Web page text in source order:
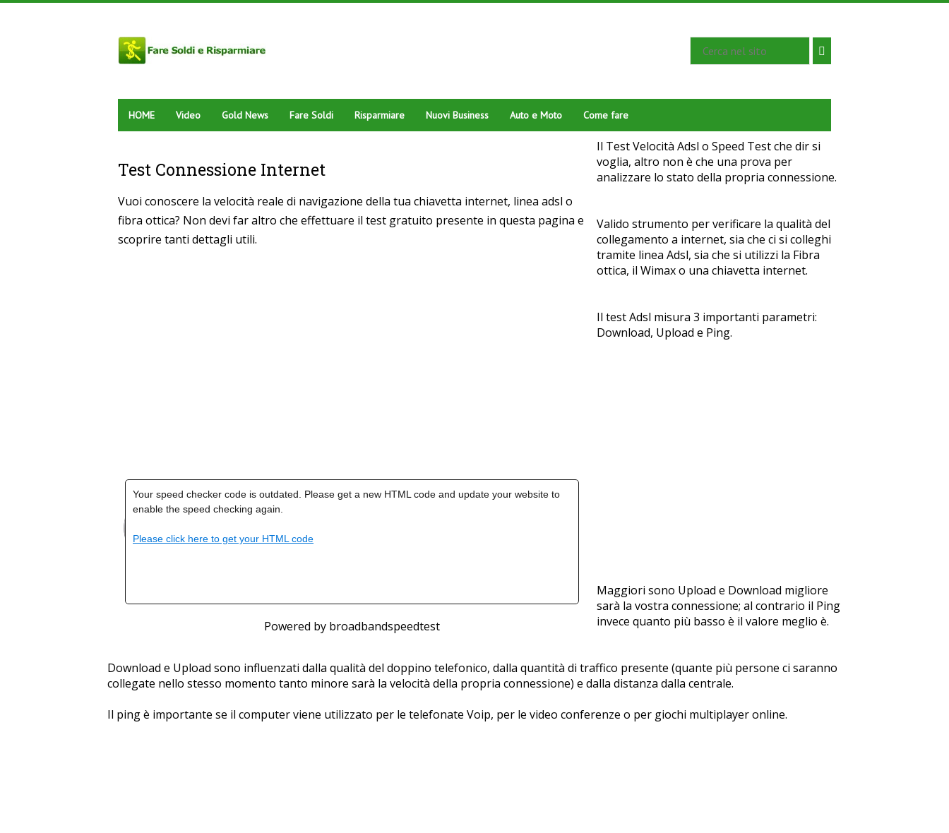
HOME Video Gold News Fare Soldi Risparmiare Nuovi Business Auto e Moto Come fare
Test Connessione Internet
Vuoi conoscere la velocità reale di navigazione della tua chiavetta internet, linea adsl o
fibra ottica? Non devi far altro che effettuare il test gratuito presente in questa pagina e
scoprire tanti dettagli utili.
Powered by broadbandspeedtest
Il Test Velocità Adsl o Speed Test che dir si
voglia, altro non è che una prova per
analizzare lo stato della propria connessione.
Valido strumento per verificare la qualità del
collegamento a internet, sia che ci si colleghi
tramite linea Adsl, sia che si utilizzi la Fibra
ottica, il Wimax o una chiavetta internet.
Il test Adsl misura 3 importanti parametri:
Download, Upload e Ping.
Maggiori sono Upload e Download migliore
sarà la vostra connessione; al contrario il Ping
invece quanto più basso è il valore meglio è.
Download e Upload sono influenzati dalla qualità del doppino telefonico, dalla quantità di traffico presente (quante più persone ci saranno
collegate nello stesso momento tanto minore sarà la velocità della propria connessione) e dalla distanza dalla centrale.
Il ping è importante se il computer viene utilizzato per le telefonate Voip, per le video conferenze o per giochi multiplayer online.